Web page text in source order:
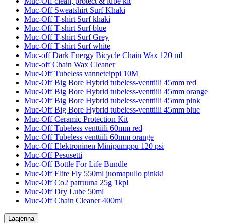
Muc-Off Sweatshirt Surf Khaki
Muc-Off T-shirt Surf khaki
Muc-Off T-shirt Surf blue
Muc-Off T-shirt Surf Grey
Muc-Off T-shirt Surf white
Muc-off Dark Energy Bicycle Chain Wax 120 ml
Muc-off Chain Wax Cleaner
Muc-Off Tubeless vanneteippi 10M
Muc-Off Big Bore Hybrid tubeless-venttiili 45mm red
Muc-Off Big Bore Hybrid tubeless-venttiili 45mm orange
Muc-Off Big Bore Hybrid tubeless-venttiili 45mm pink
Muc-Off Big Bore Hybrid tubeless-venttiili 45mm blue
Muc-Off Ceramic Protection Kit
Muc-Off Tubeless venttiili 60mm red
Muc-Off Tubeless venttiili 60mm orange
Muc-Off Elektroninen Minipumppu 120 psi
Muc-Off Pesusetti
Muc-Off Bottle For Life Bundle
Muc-Off Elite Fly 550ml juomapullo pinkki
Muc-Off Co2 patruuna 25g 1kpl
Muc-Off Dry Lube 50ml
Muc-Off Chain Cleaner 400ml
Laajenna